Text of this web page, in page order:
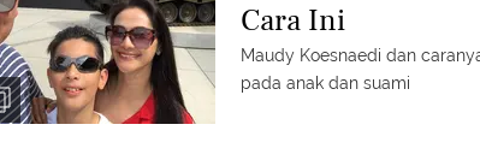
Cara Ini
Maudy Koesnaedi dan
pada anak dan suami